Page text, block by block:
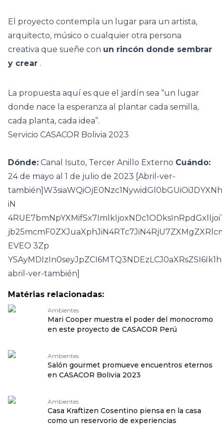
El proyecto contempla un lugar para un artista,
arquitecto, músico o cualquier otra persona
creativa que sueñe con un rincón donde sembrar
y crear .
La propuesta aquí es que el jardín sea “un lugar
donde nace la esperanza al plantar cada semilla,
cada planta, cada idea”.
Servicio CASACOR Bolivia 2023
Dónde: Canal Isuto, Tercer Anillo Externo Cuándo:
24 de mayo al 1 de julio de 2023 [Abril-ver-
iN
EVEO 3Zp
abril-ver-también]
Matérias relacionadas:
Ambientes
Mari Cooper muestra el poder del monocromo
en este proyecto de CASACOR Perú
Ambientes
Salón gourmet promueve encuentros eternos
en CASACOR Bolivia 2023
Ambientes
Casa Kraftizen Cosentino piensa en la casa
como un reservorio de experiencias